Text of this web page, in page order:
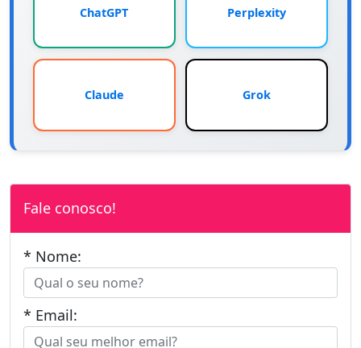
ChatGPT Perplexity
Claude Grok
Fale conosco!
* Nome:
* Email: